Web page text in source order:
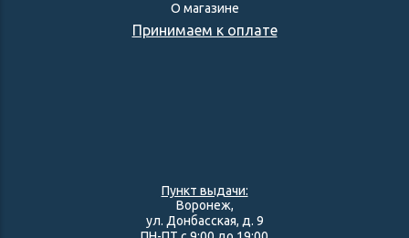
О магазине
Принимаем к оплате
Пункт выдачи:
Воронеж,
ул. Донбасская, д. 9